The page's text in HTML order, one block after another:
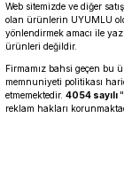
Web sitemizde ve diğer
olan ürünlerin UYUMLU
yönlendirmek amacı ile
ürünleri değildir.
Firmamız bahsi geçen bu
memnuniyeti politikası
etmemektedir. 4054 sayılı
reklam hakları